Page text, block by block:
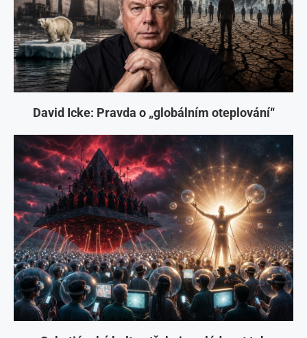
David Icke: Pravda o „globálním oteplování“